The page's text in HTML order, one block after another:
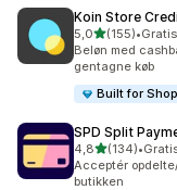
Koin Store
5,0ud af 5 stjerner
(155)
155 anmeldelser i
•Gratis
Beløn med
gentagne køb
Built for
SPD Split
4,8ud af 5
(134)
134 anmeldelser
•
Acceptér
butikken